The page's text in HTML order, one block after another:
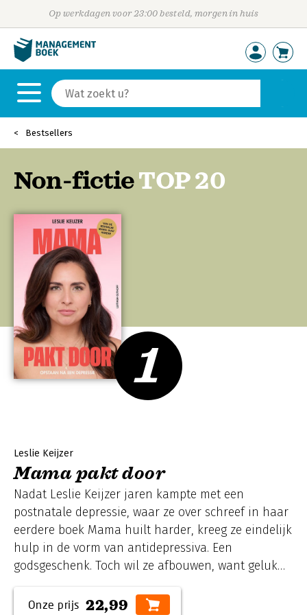
Op werkdagen voor 23:00 besteld, morgen in huis
Bestsellers
Non-fictieTOP 20
1
Leslie Keijzer
Mama pakt door
Nadat Leslie Keijzer jaren kampte met een
postnatale depressie, waar ze over schreef in haar
eerdere boek Mama huilt harder, kreeg ze eindelijk
hulp in de vorm van antidepressiva. Een
godsgeschenk. Toch wil ze afbouwen, want geluk
antidepressiva brengt haar opnieuw aan het
22,99